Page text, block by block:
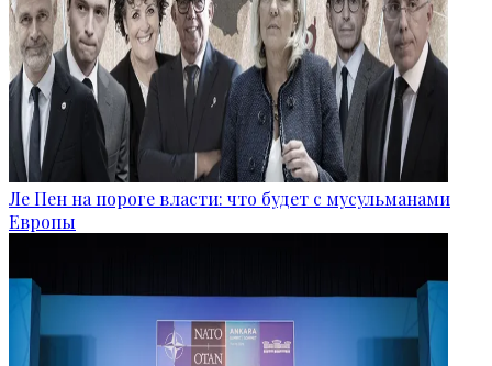
Ле Пен на пороге власти: что будет с мусульманами
Европы